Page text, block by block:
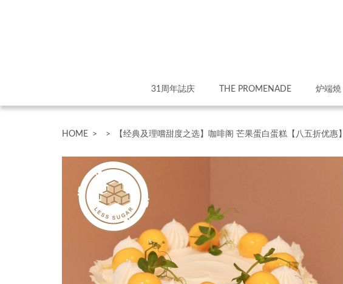
31周年誌庆 THE PROMENADE 炉端燒
HOME > > 【经典及理嚐甜度之选】咖啡阁 芒果蛋白蛋糕【八五折优惠】